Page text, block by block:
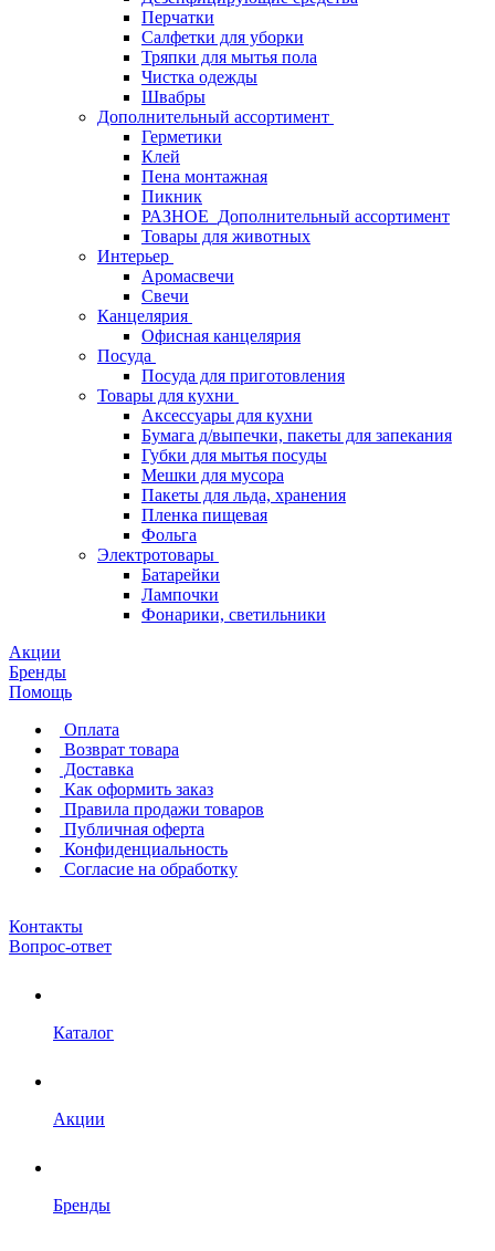
Перчатки
Салфетки для уборки
Тряпки для мытья пола
Чистка одежды
Швабры
Дополнительный ассортимент
Герметики
Клей
Пена монтажная
Пикник
РАЗНОЕ_Дополнительный ассортимент
Товары для животных
Интерьер
Аромасвечи
Свечи
Канцелярия
Офисная канцелярия
Посуда
Посуда для приготовления
Товары для кухни
Аксессуары для кухни
Бумага д/выпечки, пакеты для запекания
Губки для мытья посуды
Мешки для мусора
Пакеты для льда, хранения
Пленка пищевая
Фольга
Электротовары
Батарейки
Лампочки
Фонарики, светильники
Акции
Бренды
Помощь
Оплата
Возврат товара
Доставка
Как оформить заказ
Правила продажи товаров
Публичная оферта
Конфиденциальность
Согласие на обработку
Контакты
Вопрос-ответ
Каталог
Акции
Бренды